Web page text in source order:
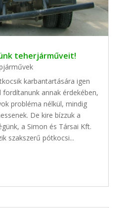
teherjárműveit!
karbantartására igen
annak érdekében,
probléma nélkül, mindig
De kire bízzuk a
a Simon és Társai Kft.
szakszerű pótkocsi...